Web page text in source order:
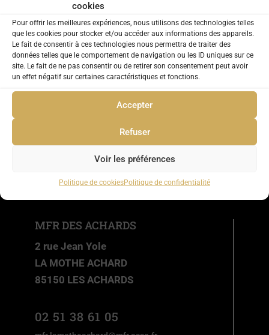
cookies
Pour offrir les meilleures expériences, nous utilisons des technologies telles
que les cookies pour stocker et/ou accéder aux informations des appareils.
Le fait de consentir à ces technologies nous permettra de traiter des
données telles que le comportement de navigation ou les ID uniques sur ce
site. Le fait de ne pas consentir ou de retirer son consentement peut avoir
un effet négatif sur certaines caractéristiques et fonctions.
Accepter
Refuser
Voir les préférences
Politique de cookiesPolitique de confidentialité
MFR DES ACHARDS
2 rue Jean Yole
LA MOTHE ACHARD
85150 LES ACHARDS
02 51 38 61 05